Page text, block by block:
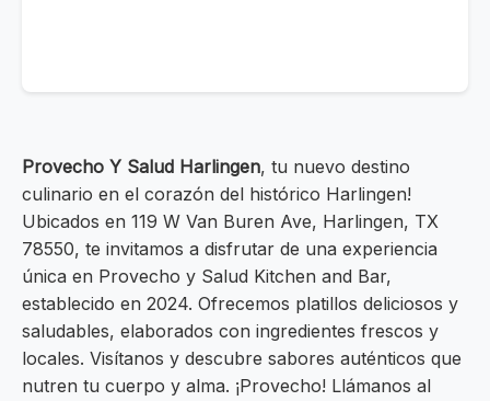
Provecho Y Salud Harlingen, tu nuevo destino
culinario en el corazón del histórico Harlingen!
Ubicados en 119 W Van Buren Ave, Harlingen, TX
78550, te invitamos a disfrutar de una experiencia
única en Provecho y Salud Kitchen and Bar,
establecido en 2024. Ofrecemos platillos deliciosos y
saludables, elaborados con ingredientes frescos y
locales. Visítanos y descubre sabores auténticos que
nutren tu cuerpo y alma. ¡Provecho! Llámanos al